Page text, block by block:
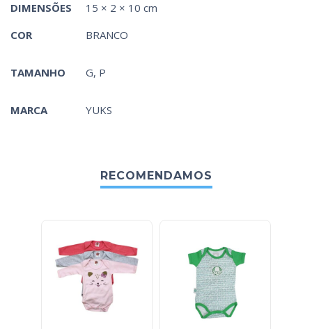
DIMENSÕES
15 × 2 × 10 cm
COR
BRANCO
TAMANHO G, P
MARCA YUKS
RECOMENDAMOS